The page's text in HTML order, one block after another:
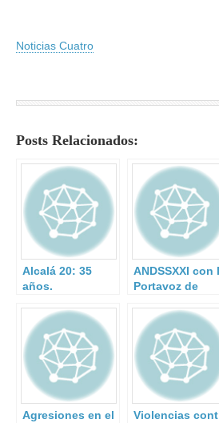
Noticias Cuatro
Posts Relacionados:
Alcalá 20: 35
años.
ANDSSXXI con
Portavoz de
Parlamento
Andaluz.
Agresiones en el
Violencias